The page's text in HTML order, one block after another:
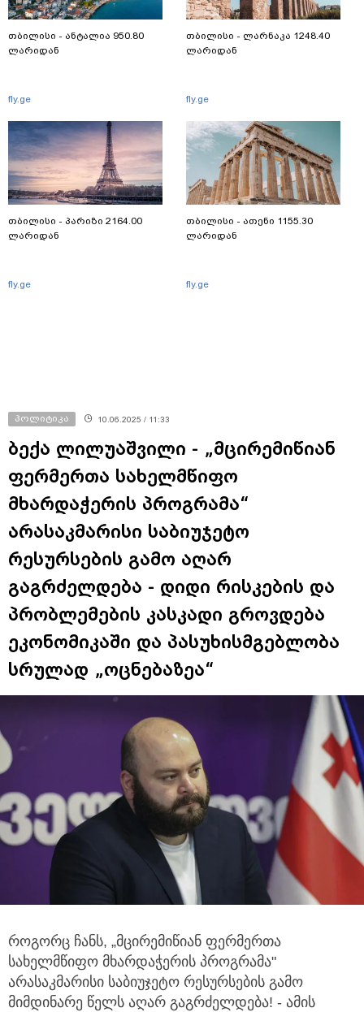
თბილისი - ანტალია 950.80
ლარიდან
fly.ge
თბილისი - პარიზი 2164.00
ლარიდან
fly.ge
თბილისი - ლარნაკა 1248.40
ლარიდან
fly.ge
თბილისი - ათენი 1155.30
ლარიდან
fly.ge
პოლიტიკა 10.06.2025 / 11:33
ბექა ლილუაშვილი - „მცირემიწიან
ფერმერთა სახელმწიფო
მხარდაჭერის პროგრამა“
არასაკმარისი საბიუჯეტო
რესურსების გამო აღარ
გაგრძელდება - დიდი რისკების და
პრობლემების კასკადი გროვდება
ეკონომიკაში და პასუხისმგებლობა
სრულად „ოცნებაზეა“
როგორც ჩანს, „მცირემიწიან ფერმერთა
სახელმწიფო მხარდაჭერის პროგრამა"
არასაკმარისი საბიუჯეტო რესურსების გამო
მიმდინარე წელს აღარ გაგრძელდება! - ამის